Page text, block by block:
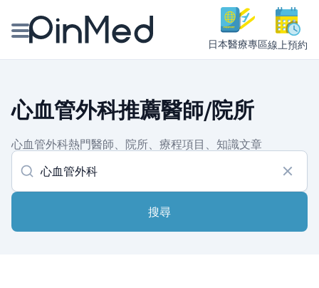
日本醫療專區線上預約
醫師專欄專訪
健康主題館
我是醫療人員
心血管外科推薦醫師/院所
心血管外科熱門醫師、院所、療程項目、知識文章
搜尋